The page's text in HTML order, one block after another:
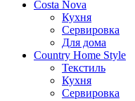
Costa Nova
Кухня
Сервировка
Для дома
Country Home Style
Текстиль
Кухня
Сервировка